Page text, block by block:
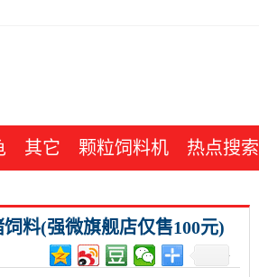
其它 颗粒饲料机 热点搜索
料(强微旗舰店仅售100元)